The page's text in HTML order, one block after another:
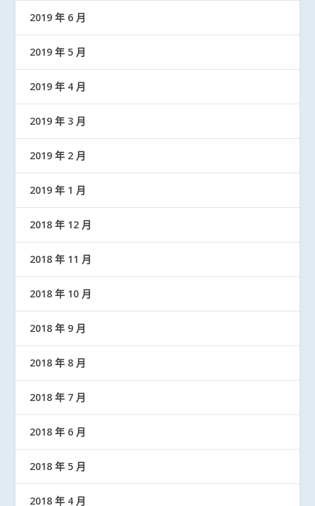
2019 年 6 月
2019 年 5 月
2019 年 4 月
2019 年 3 月
2019 年 2 月
2019 年 1 月
2018 年 12 月
2018 年 11 月
2018 年 10 月
2018 年 9 月
2018 年 8 月
2018 年 7 月
2018 年 6 月
2018 年 5 月
2018 年 4 月